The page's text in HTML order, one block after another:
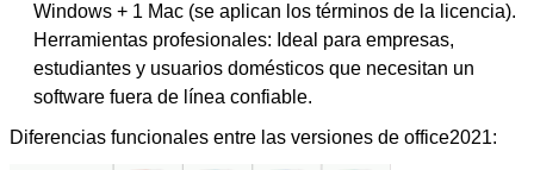
Windows + 1 Mac (se aplican los términos de la licencia).
Herramientas profesionales: Ideal para empresas,
estudiantes y usuarios domésticos que necesitan un
software fuera de línea confiable.
Diferencias funcionales entre las versiones de office2021: